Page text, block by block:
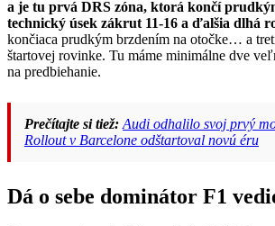
a je tu prvá DRS zóna, ktorá končí
technický úsek zákrut 11-16 a ďalšia dlhá
končiaca prudkým brzdením na otočke… a
štartovej rovinke. Tu máme minimálne dve
na predbiehanie.
Prečítajte si tiež: Audi odhalilo svoj prvý
Rollout v Barcelone odštartoval novú éru
Dá o sebe dominátor F1